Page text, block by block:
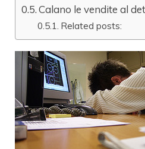
Calano le vendite al
Related posts: